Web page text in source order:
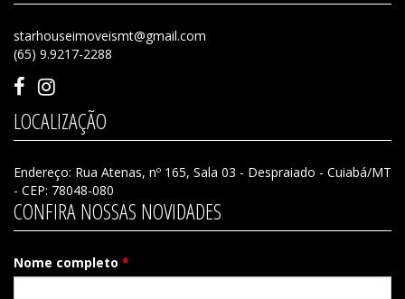
starhouseimoveismt@gmail.com
(65) 9.9217-2288
LOCALIZAÇÃO
Endereço: Rua Atenas, nº 165, Sala 03 - Despraiado - Cuiabá/MT
- CEP: 78048-080
CONFIRA NOSSAS NOVIDADES
Nome completo *